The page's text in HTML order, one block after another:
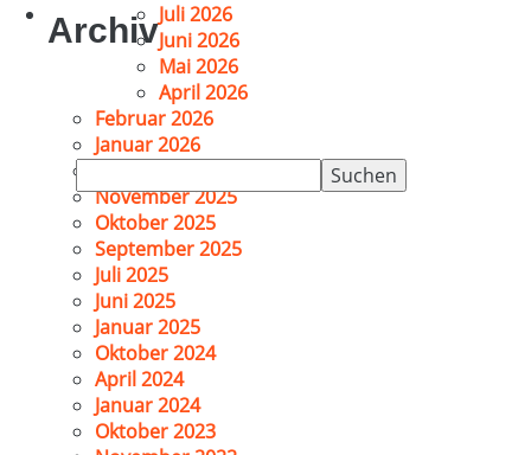
Suchen
nach:
ArchivJuli 2026
Juni 2026
Mai 2026
April 2026
Februar 2026
Januar 2026
November 2025
Oktober 2025
September 2025
Juli 2025
Juni 2025
Januar 2025
Oktober 2024
April 2024
Januar 2024
Oktober 2023